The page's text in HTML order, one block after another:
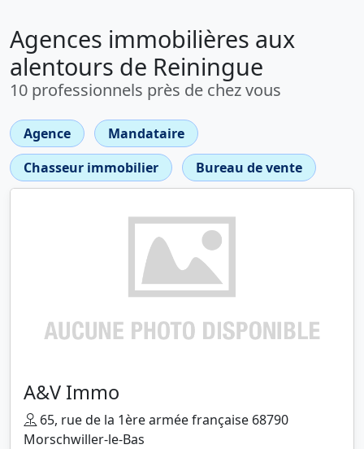
Agences immobilières aux
alentours de Reiningue
10 professionnels près de chez vous
Agence
Mandataire
Chasseur immobilier
Bureau de vente
A&V Immo
65, rue de la 1ère armée française 68790
Morschwiller-le-Bas